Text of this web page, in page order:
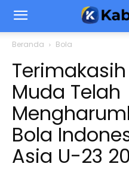
Beranda Bola
Muda Telah
Bola
Asia U-23